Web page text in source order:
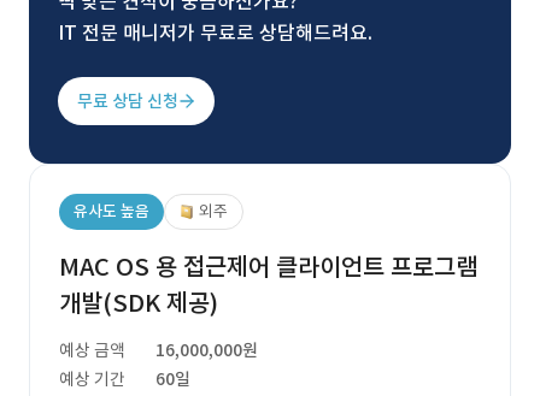
IT 전문 매니저가 무료로 상담해드려요.
무료 상담 신청
유사도 높음 외주
MAC OS 용 접근제어 클라이언트 프로그램
개발(SDK 제공)
예상 금액
16,000,000원
예상 기간
60일